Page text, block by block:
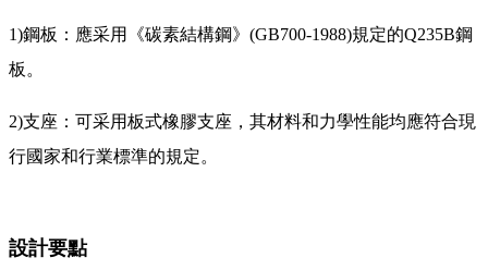
1)鋼板：應采用《碳素結構鋼》(GB700-1988)規定的Q235B鋼
板。
2)支座：可采用板式橡膠支座，其材料和力學性能均應符合現
行國家和行業標準的規定。
設計要點